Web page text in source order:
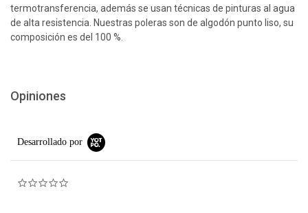
termotransferencia, además se usan técnicas de pinturas al agua
de alta resistencia. Nuestras poleras son de algodón punto liso, su
composición es del 100 %.
Opiniones
Desarrollado por